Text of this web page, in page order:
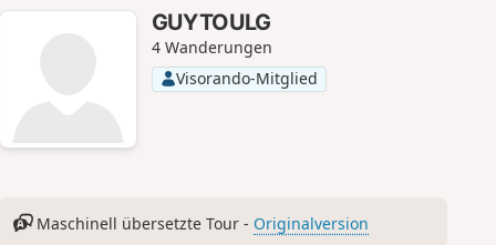
GUYTOULG
4 Wanderungen
Visorando-Mitglied
Maschinell übersetzte Tour - Originalversion